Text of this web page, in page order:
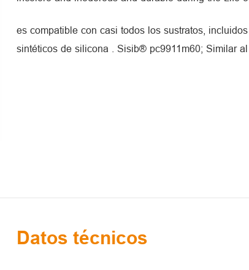
es compatible con casi todos los sustratos,
sintéticos de silicona
. Sisib® pc9911m60; Similar
Datos técnicos